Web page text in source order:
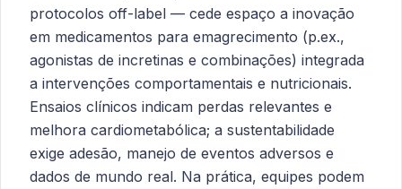
protocolos off-label — cede espaço a inovação
em medicamentos para emagrecimento (p.ex.,
agonistas de incretinas e combinações) integrada
a intervenções comportamentais e nutricionais.
Ensaios clínicos indicam perdas relevantes e
melhora cardiometabólica; a sustentabilidade
exige adesão, manejo de eventos adversos e
dados de mundo real. Na prática, equipes podem